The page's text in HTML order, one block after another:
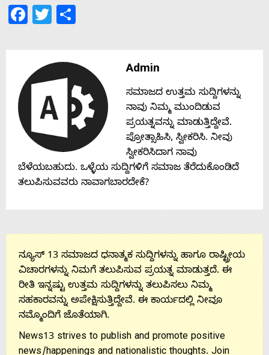
Facebook
Twitter
Admin
ಸಮಾಜದ ಉತ್ತಮ ಸುದ್ದಿಗಳನ್ನು
ನಾವು ನಿಮ್ಮ ಮುಂದಿಡುವ
ಪ್ರಯತ್ನವನ್ನು ಮಾಡುತ್ತಿದ್ದೇವೆ.
ಪ್ರೋತ್ಸಾಹಿಸಿ, ಸ್ವೀಕರಿಸಿ. ನೀವು
ಸ್ವೀಕರಿಸಿದಾಗ ನಾವು
ಬೆಳೆಯಬಹುದು. ಒಳ್ಳೆಯ ಸುದ್ದಿಗಳಿಗೆ ಸಮಾಜ ತೆರೆದುಕೊಂಡಿದೆ
ತಲುಪಿಸುವವರು ನಾವಾಗಬಾರದೇಕೆ?
ನ್ಯೂಸ್ 13 ಸಮಾಜದ ಧನಾತ್ಮಕ ಸುದ್ದಿಗಳನ್ನು ಹಾಗೂ ರಾಷ್ಟ್ರೀಯ
ವಿಚಾರಗಳನ್ನು ನಿಮಗೆ ತಲುಪಿಸುವ ಪ್ರಯತ್ನ ಮಾಡುತ್ತದೆ. ಈ
ರೀತಿ ಇನ್ನಷ್ಟು ಉತ್ತಮ ಸುದ್ದಿಗಳನ್ನು ತಲುಪಿಸಲು ನಿಮ್ಮ
ಸಹಕಾರವನ್ನು ಅಪೇಕ್ಷಿಸುತ್ತಿದ್ದೇವೆ. ಈ ಕಾರ್ಯದಲ್ಲಿ ನೀವೂ
ನಮ್ಮೊಂದಿಗೆ ಜೊತೆಯಾಗಿ.
News13 strives to publish and promote positive
news/happenings and nationalistic thoughts. Join